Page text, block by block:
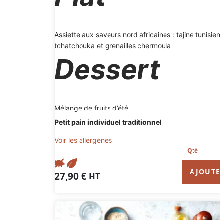
Assiette aux saveurs nord africaines : tajine
tchatchouka et grenailles chermoula
Dessert
Mélange de fruits d’été
Petit pain individuel traditionnel
Voir les allergènes
27,90€ HT